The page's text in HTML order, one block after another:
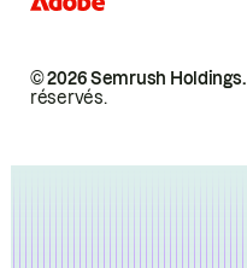
© 2026 Semrush Holdings.
réservés.